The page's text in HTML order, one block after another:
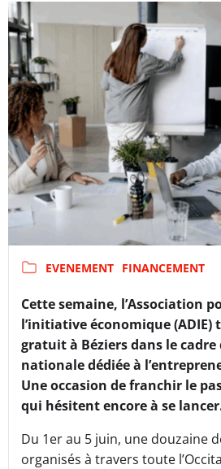
EVENEMENT FINANCEMENT
Cette semaine, l’Association
l’initiative économique
gratuit à Béziers dans le cadre
nationale dédiée à
Une occasion de franchir le
qui hésitent encore à se
Du 1er au 5 juin, une douzaine
organisés à travers toute